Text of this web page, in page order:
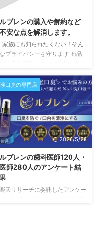
ルブレンの購入や解約など
不安な点を解消します。
家族にも知られたくない！そん
なプライバシーを守ります 商品
す。そこで、いいの製薬では外箱
にもこだわり、プライバシーを守
ります。 まずは、クレジットカ
ード情報を守ります。 クレジッ
トカード情報は、そもそも弊社で
は保持しません。ホームページか
らご注文されたときに、弊社のシ
クレジット決済代行会社に送られ
ます。よって、弊社で商品を購入
しても、弊社からはそもそもクレ
ジットカード情報が分からないよ
喉口臭の専門店
2026/5/28
ルブレンの歯科医師120人・
医師280人のアンケート結
果
楽天リサーチに委託したアンケー